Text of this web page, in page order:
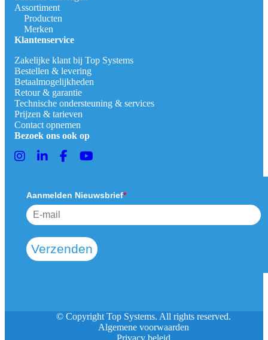
Assortiment
Producten
Merken
Klantenservice
Zakelijke klant bij Top Systems
Bestellen & levering
Betaalmogelijkheden
Retour & garantie
Technische ondersteuning & services
Prijzen & tarieven
Contact opnemen
Bezoek ons ook op
Aanmelden Nieuwsbrief*
Verzenden
© Copyright Top Systems. All rights reserved.
Algemene voorwaarden
Privacy beleid